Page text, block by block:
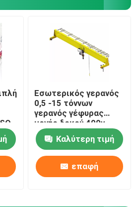
Ανυψωτικό
σκελετών
ύφους
Εσωτερικός γερανός
0,5 -15 τόννων
γερανός γέφυρας
μονής δοκού 400v
50hz 3φράση
Καλύτερη τιμή
επαφή